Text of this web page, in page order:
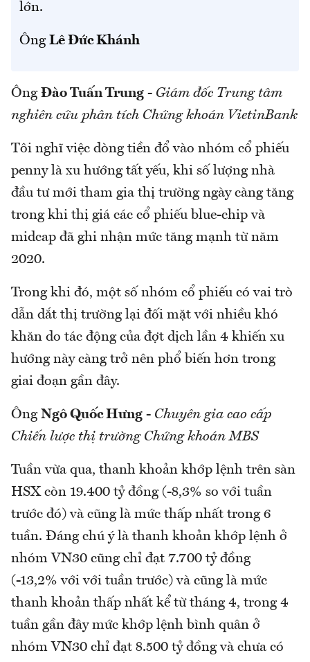
lớn.
Ông Lê Đức Khánh
Ông Đào Tuấn Trung - Giám đốc Trung tâm
nghiên cứu phân tích Chứng khoán VietinBank
Tôi nghĩ việc dòng tiền đổ vào nhóm cổ phiếu
penny là xu hướng tất yếu, khi số lượng nhà
đầu tư mới tham gia thị trường ngày càng tăng
trong khi thị giá các cổ phiếu blue-chip và
midcap đã ghi nhận mức tăng mạnh từ năm
2020.
Trong khi đó, một số nhóm cổ phiếu có vai trò
dẫn dắt thị trường lại đối mặt với nhiều khó
khăn do tác động của đợt dịch lần 4 khiến xu
hướng này càng trở nên phổ biến hơn trong
giai đoạn gần đây.
Ông Ngô Quốc Hưng - Chuyên gia cao cấp
Chiến lược thị trường Chứng khoán MBS
Tuần vừa qua, thanh khoản khớp lệnh trên sàn
HSX còn 19.400 tỷ đồng (-8,3% so với tuần
trước đó) và cũng là mức thấp nhất trong 6
tuần. Đáng chú ý là thanh khoản khớp lệnh ở
nhóm VN30 cũng chỉ đạt 7.700 tỷ đồng
(-13,2% với với tuần trước) và cũng là mức
thanh khoản thấp nhất kể từ tháng 4, trong 4
tuần gần đây mức khớp lệnh bình quân ở
nhóm VN30 chỉ đạt 8.500 tỷ đồng và chưa có